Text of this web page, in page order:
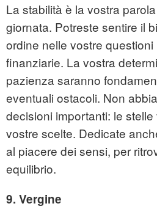
La stabilità è la vostra
giornata. Potreste sentire il
ordine nelle vostre questioni
finanziarie. La vostra
pazienza saranno
eventuali ostacoli. Non
decisioni importanti: le
vostre scelte. Dedicate
al piacere dei sensi, per
equilibrio.
9. Vergine